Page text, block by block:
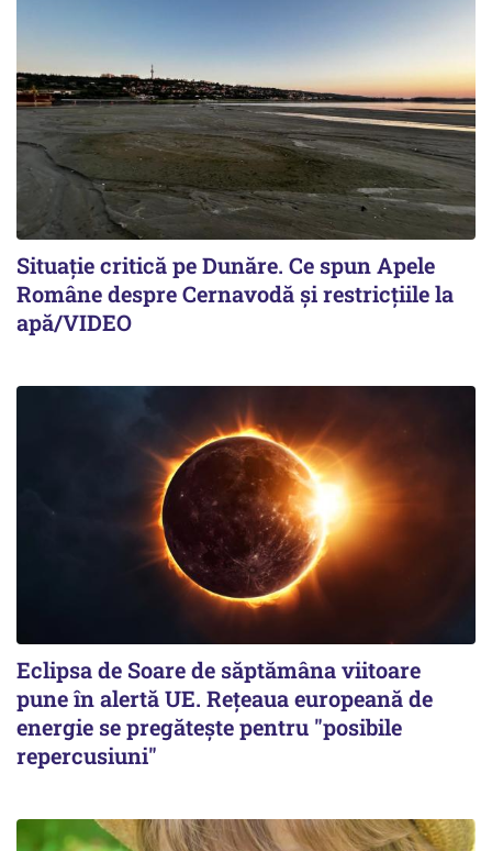
Situație critică pe Dunăre. Ce spun Apele
Române despre Cernavodă și restricțiile la
apă/VIDEO
Eclipsa de Soare de săptămâna viitoare
pune în alertă UE. Rețeaua europeană de
energie se pregătește pentru "posibile
repercusiuni"